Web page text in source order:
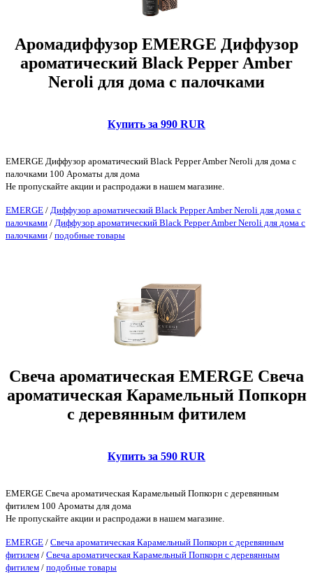
Аромадиффузор EMERGE Диффузор
ароматический Black Pepper Amber
Neroli для дома с палочками
Купить за 990 RUR
EMERGE Диффузор ароматический Black Pepper Amber Neroli для дома с
палочками 100 Ароматы для дома
Не пропускайте акции и распродажи в нашем магазине.
EMERGE / Диффузор ароматический Black Pepper Amber Neroli для дома с
палочками / Диффузор ароматический Black Pepper Amber Neroli для дома с
палочками / подобные товары
Свеча ароматическая EMERGE Свеча
ароматическая Карамельный Попкорн
с деревянным фитилем
Купить за 590 RUR
EMERGE Свеча ароматическая Карамельный Попкорн с деревянным
фитилем 100 Ароматы для дома
Не пропускайте акции и распродажи в нашем магазине.
EMERGE / Свеча ароматическая Карамельный Попкорн с деревянным
фитилем / Свеча ароматическая Карамельный Попкорн с деревянным
фитилем / подобные товары